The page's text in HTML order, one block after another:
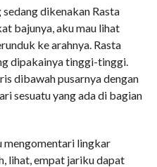
dikenakan Rasta
bajunya, aku mau lihat
ke arahnya. Rasta
dipakainya tinggi-tinggi.
dibawah pusarnya dengan
sesuatu yang ada di bagian
mengomentari lingkar
lihat, empat jariku dapat